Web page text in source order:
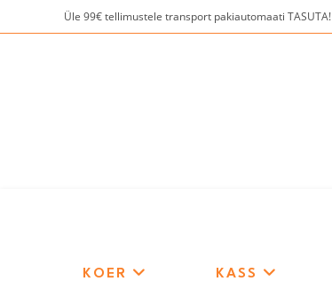
to
Üle 99€ tellimustele transport pakiautomaati TASUTA!
KOER KASS